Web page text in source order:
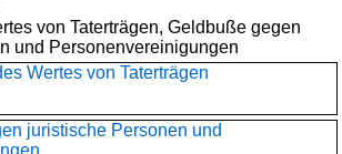
von Taterträgen, Geldbuße gegen
und Personenvereinigungen
Wertes von Taterträgen
juristische Personen und